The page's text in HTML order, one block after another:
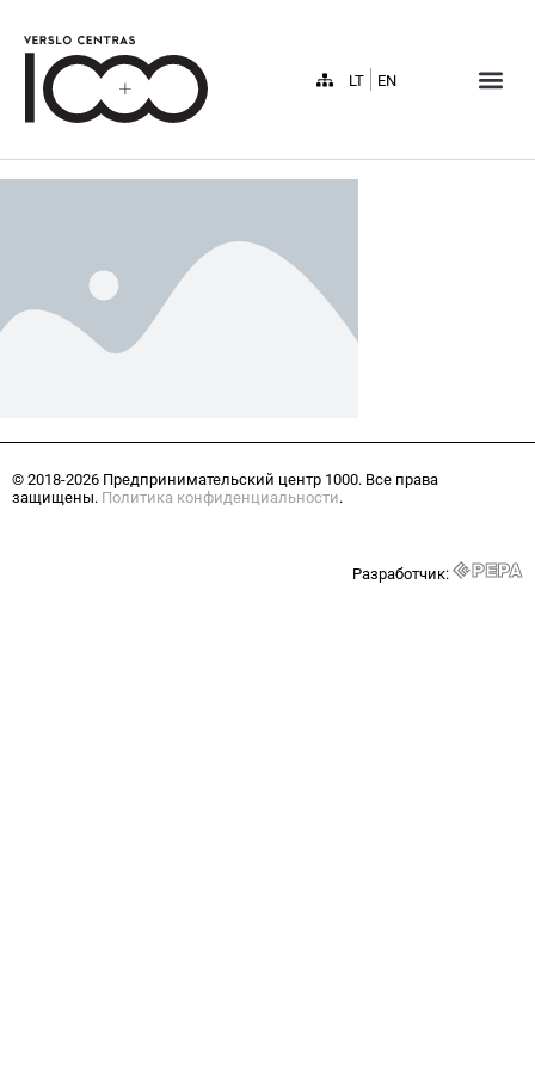
LT EN
© 2018-2026 Предпринимательский центр 1000. Все права
защищены. Политика конфиденциальности.
Разработчик: